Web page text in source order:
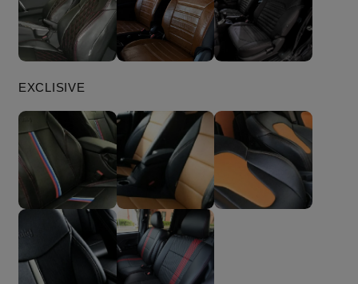
EXCLISIVE